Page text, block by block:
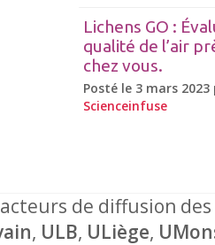
Lichens GO :
qualité de l’air
chez vous.
Posté le 3 mars 2023
Scienceinfuse
de diffusion des
, ULB, ULiège,